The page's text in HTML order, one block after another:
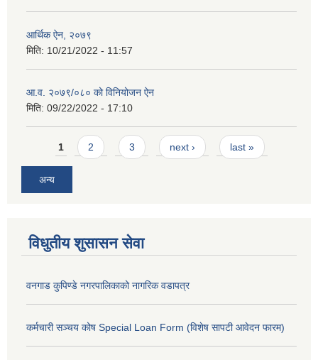
आर्थिक ऐन, २०७९
मिति: 10/21/2022 - 11:57
आ.व. २०७९/०८० को विनियोजन ऐन
मिति: 09/22/2022 - 17:10
Pages
1 2 3 next › last »
अन्य
विधुतीय शुसासन सेवा
वनगाड कुपिण्डे नगरपालिकाको नागरिक वडापत्र
कर्मचारी सञ्चय कोष Special Loan Form (विशेष सापटी आवेदन फारम)